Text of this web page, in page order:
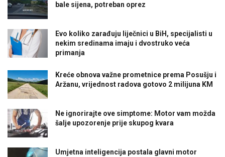
bale sijena, potreban oprez
Evo koliko zarađuju liječnici u BiH, specijalisti u
nekim sredinama imaju i dvostruko veća
primanja
Kreće obnova važne prometnice prema Posušju i
Aržanu, vrijednost radova gotovo 2 milijuna KM
Ne ignorirajte ove simptome: Motor vam možda
šalje upozorenje prije skupog kvara
Umjetna inteligencija postala glavni motor